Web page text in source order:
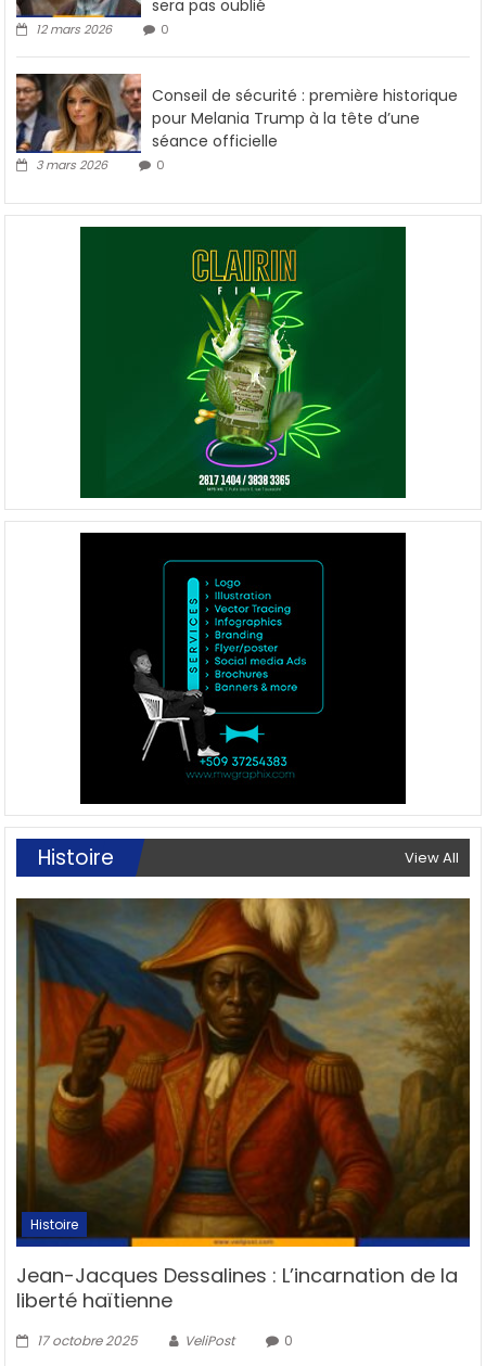
sera pas oublié
12 mars 2026 0
Conseil de sécurité : première historique
pour Melania Trump à la tête d’une
séance officielle
3 mars 2026 0
Histoire View All
Histoire
Jean-Jacques Dessalines : L’incarnation de la
liberté haïtienne
17 octobre 2025 VeliPost 0